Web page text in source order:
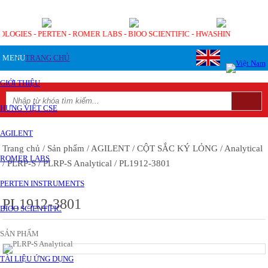
- PERTEN - ROMER LABS - BIOO SCIENTIFIC - HWASHIN
MENUTRANG CHỦ
GIỚI THIỆU
HƯNG VIỆT CSE
AGILENT
ROMER LABS
PERTEN INSTRUMENTS
BIOO SCIENTIFIC
SẢN PHẨM
TÀI LIỆU ỨNG DỤNG
Trang chủ / Sản phẩm / AGILENT / CỘT SẮC KÝ LỎNG / Analytical
/ PLRP-S/ PLRP-S Analytical / PL1912-3801
PL1912-3801